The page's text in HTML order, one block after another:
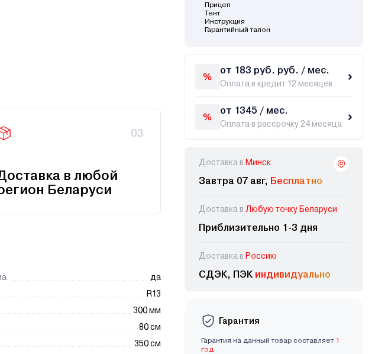
03
в любой
Беларуси
да
R13
300 мм
80 см
350 см
Прицеп
Тент
Инструкция
Гарантийный талон
от 183 руб. руб. / мес.
Оплата в кредит 12 месяцев
от 1345 / мес.
Оплата в рассрочку 24 месяца
Доставка в Минск
Завтра 07 авг, Бесплатно
Доставка в Любую точку Беларуси
Приблизительно 1-3 дня
Доставка в Россию
СДЭК, ПЭК индивидуально
Гарантия
Гарантия на данный товар составляет 1
год